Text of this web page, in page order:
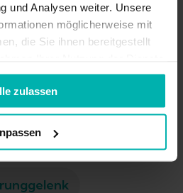
und Analysen weiter. Unsere
möglicherweise mit
die Sie ihnen bereitgestellt
zulassen